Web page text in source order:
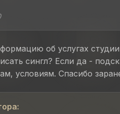
об услугах
сингл? Если да -
условиям. Спасибо